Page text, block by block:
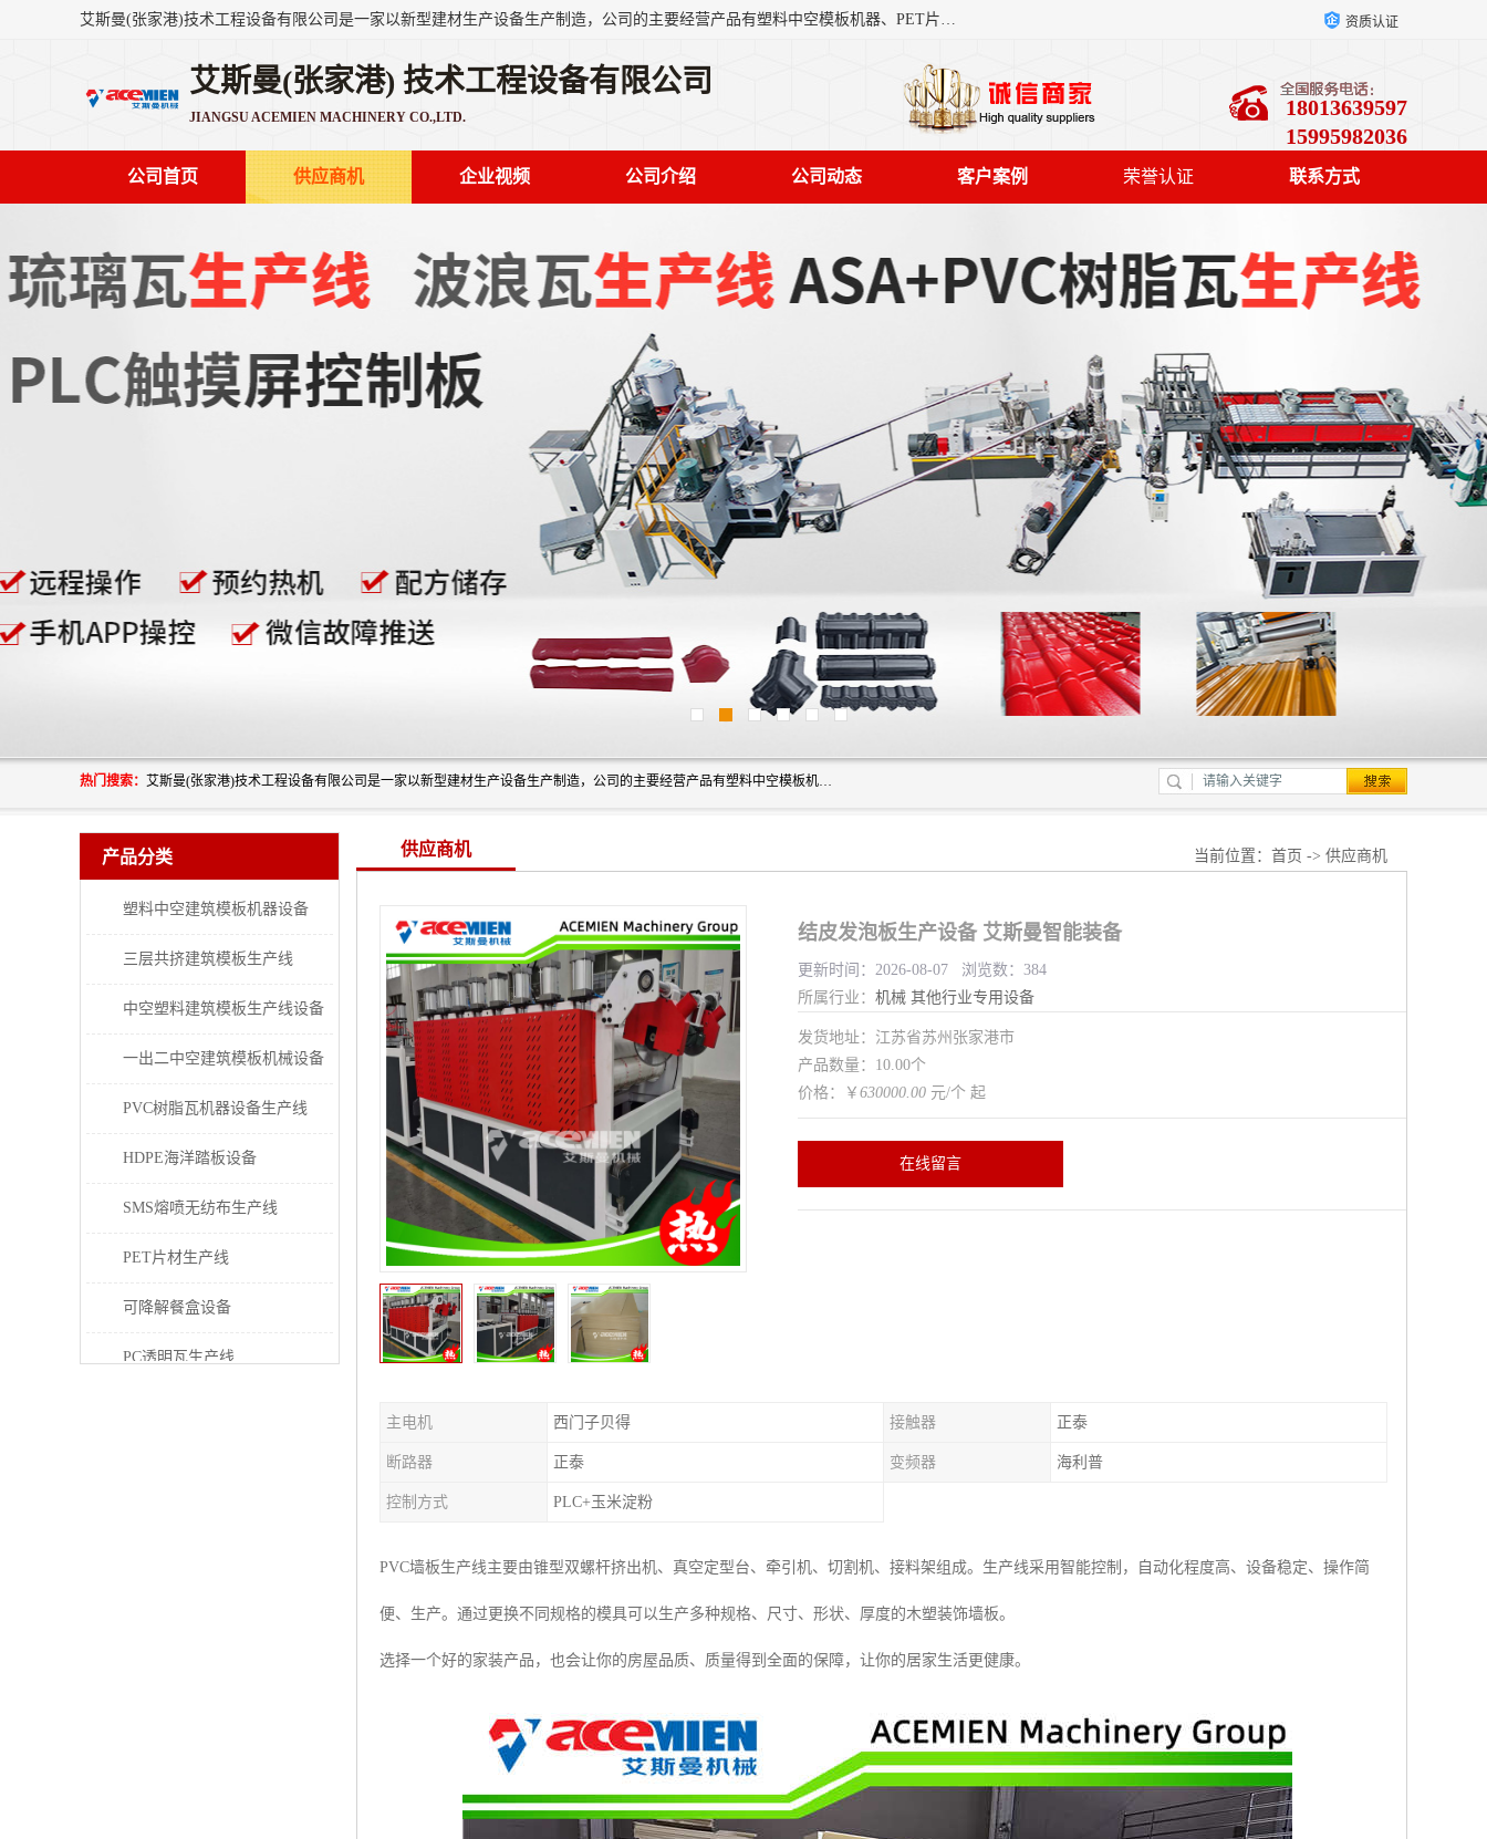
艾斯曼(张家港)技术工程设备有限公司是一家以新型建材生产设备生产制造，公司的主要经营产品有塑料中空模板机器、PET片材设备、可降解餐盒设备、树脂瓦设备、管材生产线、琉璃瓦设备等，艾斯曼机械在国内及国外享有较高盛誉拥有众多长期合作的老客户。 资质认证
艾斯曼(张家港) 技术工程设备有限公司
JIANGSU ACEMIEN MACHINERY CO.,LTD.
18013639597
15995982036
公司首页 供应商机 企业视频 公司介绍 公司动态 客户案例 荣誉认证 联系方式
热门搜索： 艾斯曼(张家港)技术工程设备有限公司是一家以新型建材生产设备生产制造，公司的主要经营产品有塑料中空模板机器、PET片材设备、可降解餐盒设备、树脂瓦设备、管材生产线、琉璃瓦设备等，艾斯曼机械在国内及国外享有较高盛誉拥有众多长期合作的老客户。
产品分类
塑料中空建筑模板机器设备
三层共挤建筑模板生产线
中空塑料建筑模板生产线设备
一出二中空建筑模板机械设备
PVC树脂瓦机器设备生产线
HDPE海洋踏板设备
SMS熔喷无纺布生产线
PET片材生产线
可降解餐盒设备
PC透明瓦生产线
供应商机 当前位置： 首页 -> 供应商机
结皮发泡板生产设备 艾斯曼智能装备
更新时间：2026-08-07 浏览数：384
所属行业： 机械 其他行业专用设备
发货地址：江苏省苏州张家港市
产品数量：10.00个
价格：￥ 630000.00 元/个 起
在线留言
主电机 西门子贝得 接触器 正泰
断路器 正泰 变频器 海利普
控制方式 PLC+玉米淀粉
PVC墙板生产线主要由锥型双螺杆挤出机、真空定型台、牵引机、切割机、接料架组成。生产线采用智能控制，自动化程度高、设备稳定、操作简
便、生产。通过更换不同规格的模具可以生产多种规格、尺寸、形状、厚度的木塑装饰墙板。
选择一个好的家装产品，也会让你的房屋品质、质量得到全面的保障，让你的居家生活更健康。